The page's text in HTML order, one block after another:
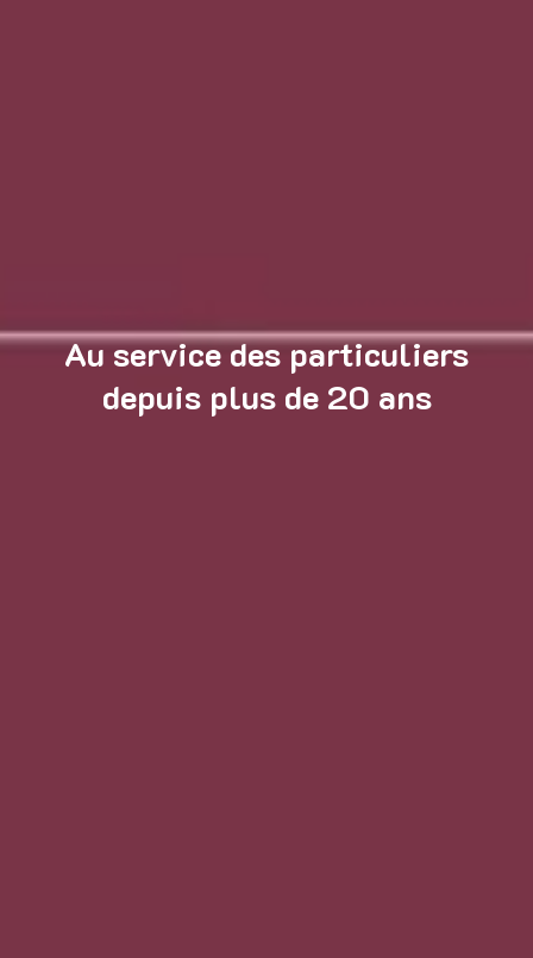
Au service des particuliers
depuis plus de 20 ans